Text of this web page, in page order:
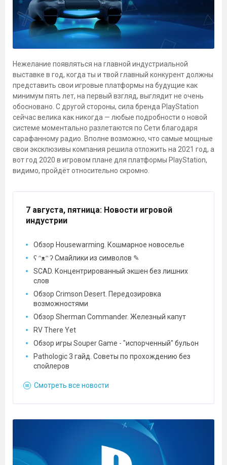
Нежелание появляться на главной индустриальной
выставке в год, когда ты и твой главный конкурент должны
представить свои игровые платформы на будущие как
минимум пять лет, на первый взгляд, выглядит не очень
обосновано. С другой стороны, сила бренда PlayStation
сейчас велика как никогда — любые подробности о новой
системе моментально разлетаются по Сети благодаря
сарафанному радио. Вполне возможно, что самые мощные
свои эксклюзивы компания решила отложить на 2021 год, а
вот год 2020 в игровом плане для платформы PlayStation,
видимо, пройдёт относительно скромно.
7 августа, пятница: Новости игровой
индустрии
Обзор Housewarming. Кошмарное новоселье
ʕ ᵔᴥᵔ ʔ Смайлики из символов ✎
SCAD. Концентрированный экшен без лишних
слов
Обзор Crimson Desert. Передозировка
возможностями
Обзор Sherman Commander. Железный капут
RV There Yet
Обзор игры Souper Game - "испорченный" бульон
Pathologic 3 гайд. Советы по прохождению без
спойлеров
Смотреть все новости